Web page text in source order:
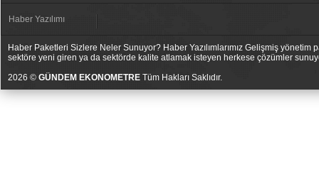
Haber Yazılımı
Haber Paketleri Sizlere Neler Sunuyor? Haber Yazılımlarımız Gelişmiş
sektöre yeni giren ya da sektörde kalite atlamak isteyen herkese çözümler
2026 © GÜNDEM EKONOMETRE Tüm Hakları Saklıdır.